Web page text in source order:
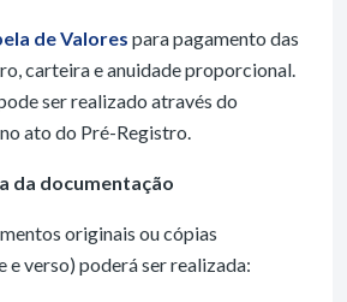
de Valores para pagamento das
carteira e anuidade proporcional.
ser realizado através do
no ato do Pré-Registro.
da documentação
originais ou cópias
e verso) poderá ser realizada: